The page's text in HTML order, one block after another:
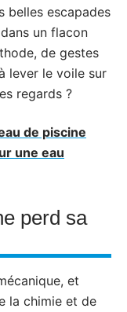
belles escapades
un flacon
de gestes
lever le voile sur
regards ?
de piscine
une eau
perd sa
et
la chimie et de